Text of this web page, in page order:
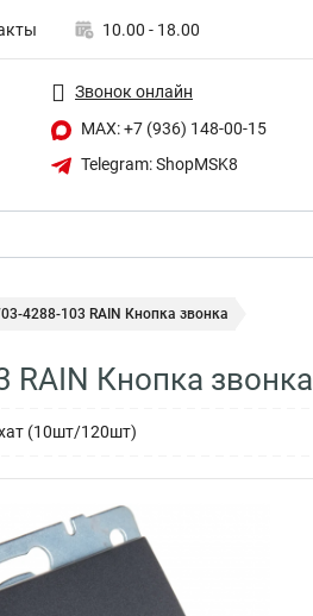
10.00 - 18.00
Звонок онлайн
MAX: +7 (936) 148-00-15
Telegram: ShopMSK8
4288-103 RAIN Кнопка звонка
RAIN Кнопка звонка
(10шт/120шт)